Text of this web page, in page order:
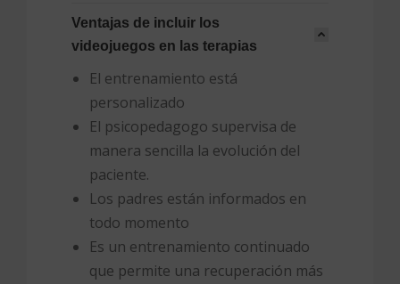
Ventajas de incluir los
videojuegos en las terapias
El entrenamiento está
personalizado
El psicopedagogo supervisa de
manera sencilla la evolución del
paciente.
Los padres están informados en
todo momento
Es un entrenamiento continuado
que permite una recuperación más